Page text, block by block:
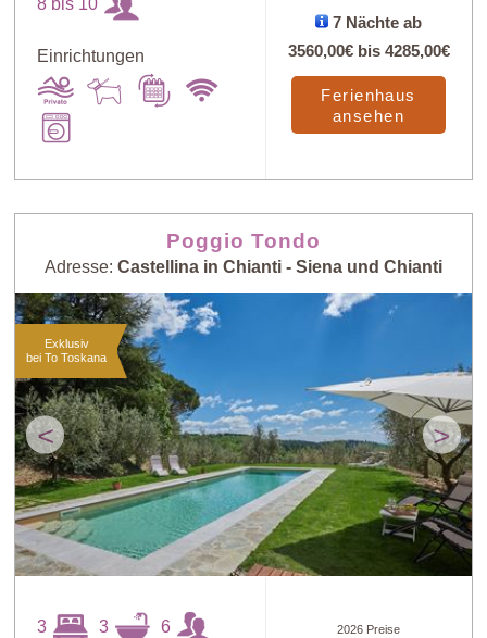
8 bis 10
Einrichtungen
7 Nächte ab
3560,00€bis 4285,00€
Ferienhaus
ansehen
Poggio Tondo
Adresse: Castellina in Chianti - Siena und Chianti
< >
Exklusiv
bei To Toskana
3 3 6 2026 Preise